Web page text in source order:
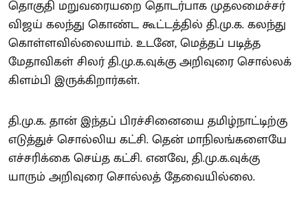
தொகுதி மறுவரையறை தொடர்பாக முதலமைச்சர்
விஜய் கலந்து கொண்ட கூட்டத்தில் தி.மு.க. கலந்து
கொள்ளவில்லையாம். உடனே, மெத்தப் படித்த
மேதாவிகள் சிலர் தி.மு.க.வுக்கு அறிவுரை சொல்லக்
கிளம்பி இருக்கிறார்கள்.
தி.மு.க. தான் இந்தப் பிரச்சினையை தமிழ்நாட்டிற்கு
எடுத்துச் சொல்லிய கட்சி. தென் மாநிலங்களையே
எச்சரிக்கை செய்த கட்சி. எனவே, தி.மு.க.வுக்கு
யாரும் அறிவுரை சொல்லத் தேவையில்லை.